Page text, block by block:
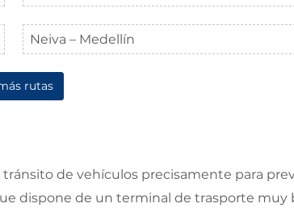
Neiva – Medellín
rutas
de vehículos precisamente para
dispone de un terminal de trasporte